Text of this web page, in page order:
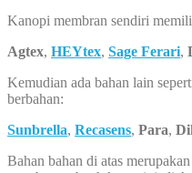
Kanopi membran sendiri
Agtex, HEYtex, Sage Ferari,
Kemudian ada bahan lain
berbahan:
Sunbrella, Recasens, Para,
Bahan bahan di atas